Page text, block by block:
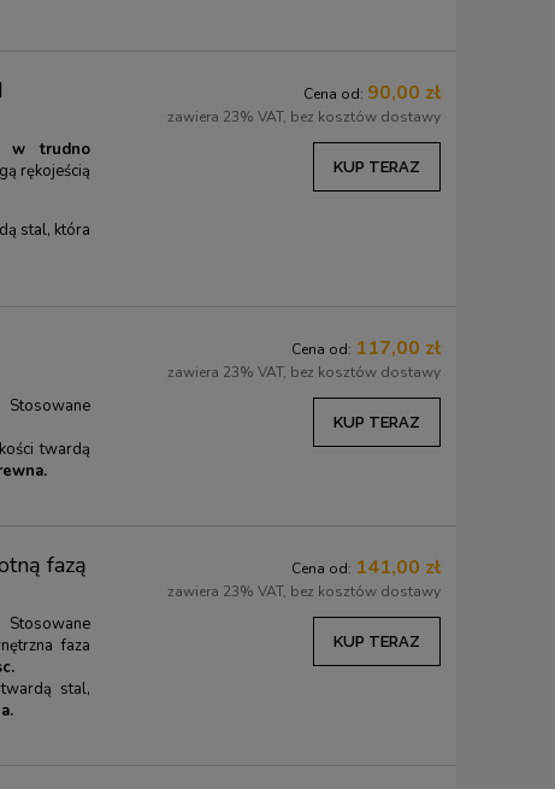
w trudno
rękojeścią
stal, która
Cena od: 90,00 zł
zawiera 23% VAT, bez kosztów dostawy
KUP TERAZ
Stosowane
twardą
Cena od: 117,00 zł
zawiera 23% VAT, bez kosztów dostawy
KUP TERAZ
fazą
Stosowane
faza
stal,
Cena od: 141,00 zł
zawiera 23% VAT, bez kosztów dostawy
KUP TERAZ